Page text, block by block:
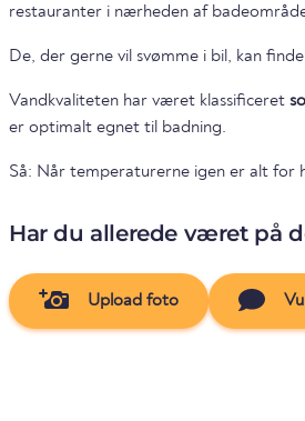
restauranter i nærheden af
De, der gerne vil svømme i bil, kan
Vandkvaliteten har været klassificeret
er optimalt egnet til badning.
Så: Når temperaturerne igen er alt for
Har du allerede været på
Upload foto